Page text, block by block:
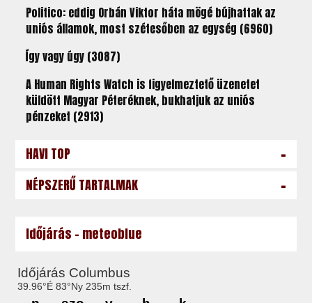
Politico: eddig Orbán Viktor háta mögé bújhattak az
uniós államok, most szétesőben az egység (6960)
Így vagy úgy (3087)
A Human Rights Watch is figyelmeztető üzenetet
küldött Magyar Péteréknek, bukhatjuk az uniós
pénzeket (2913)
HAVI TOP -
NÉPSZERŰ TARTALMAK -
Időjárás - meteoblue